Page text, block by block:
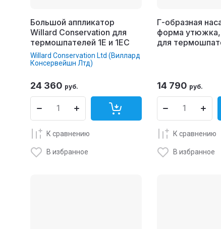
Большой аппликатор
Willard Conservation для
термошпателей 1E и 1EC
Willard Conservation Ltd (Виллард
Консервейшн Лтд)
24 360 руб.
К сравнению
В избранное
Г-образная
форма утюжка,
для
14 790 руб.
К сравнению
В избранное